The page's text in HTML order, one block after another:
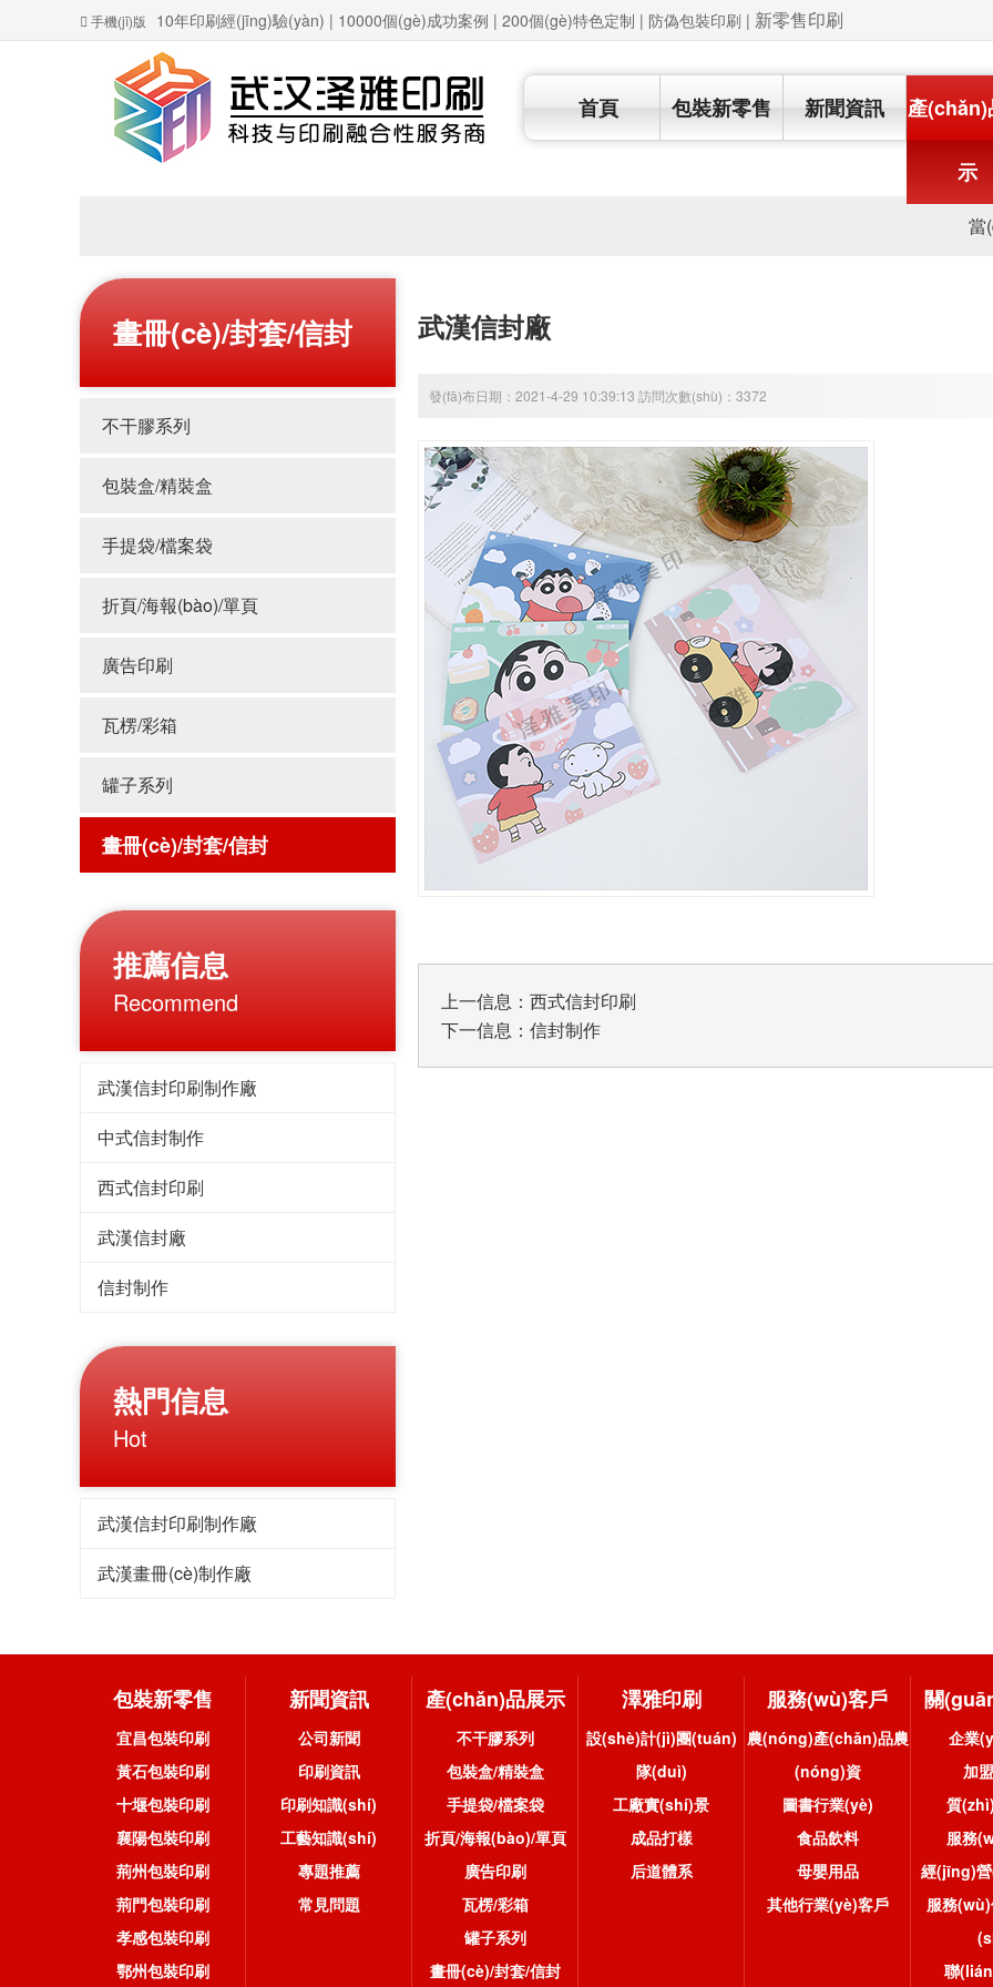
手機(jī)版 10年印刷經(jīng)驗(yàn) | 10000個(gè)成功案例 | 200個(gè)特色定制 | 防偽包裝印刷 | 新零售印刷
產(chǎn)
示
新聞資訊
包裝新零售
首頁
當
畫冊(cè)/封套/信封
不干膠系列
包裝盒/精裝盒
手提袋/檔案袋
折頁/海報(bào)/單頁
廣告印刷
瓦楞/彩箱
罐子系列
畫冊(cè)/封套/信封
推薦信息
Recommend
武漢信封印刷制作廠
中式信封制作
西式信封印刷
武漢信封廠
信封制作
熱門信息
Hot
武漢信封印刷制作廠
武漢畫冊(cè)制作廠
武漢信封廠
發(fā)布日期：2021-4-29 10:39:13 訪問次數(shù)：3372
上一信息： 西式信封印刷
下一信息： 信封制作
包裝新零售
宜昌包裝印刷
黃石包裝印刷
十堰包裝印刷
襄陽包裝印刷
荊州包裝印刷
荊門包裝印刷
孝感包裝印刷
鄂州包裝印刷
新聞資訊
公司新聞
印刷資訊
印刷知識(shí)
工藝知識(shí)
專題推薦
常見問題
產(chǎn)品展示
不干膠系列
包裝盒/精裝盒
手提袋/檔案袋
折頁/海報(bào)/單頁
廣告印刷
瓦楞/彩箱
罐子系列
畫冊(cè)/封套/信封
澤雅印刷
設(shè)計(jì)團(tuán)
隊(duì)
工廠實(shí)景
成品打樣
后道體系
服務(wù)客戶
農(nóng)產(chǎn)品農
(nóng)資
圖書行業(yè)
食品飲料
母嬰用品
其他行業(yè)客戶
關
企業
加
質
服務
經(jīng)
服務
聯